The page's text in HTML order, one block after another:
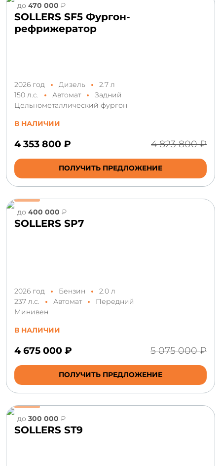
до 470 000 ₽
SOLLERS SF5 Фургон-
рефрижератор
2026 год Дизель
2.7 л
150 л.с.
Автомат
Задний
Цельнометаллический фургон
В НАЛИЧИИ
4 353 800 ₽ 4 823 800 ₽
ПОЛУЧИТЬ ПРЕДЛОЖЕНИЕ
до 400 000 ₽
SOLLERS SP7
2026 год Бензин
2.0 л
237 л.с.
Автомат
Передний
Минивен
В НАЛИЧИИ
4 675 000 ₽ 5 075 000 ₽
ПОЛУЧИТЬ ПРЕДЛОЖЕНИЕ
до 300 000 ₽
SOLLERS ST9